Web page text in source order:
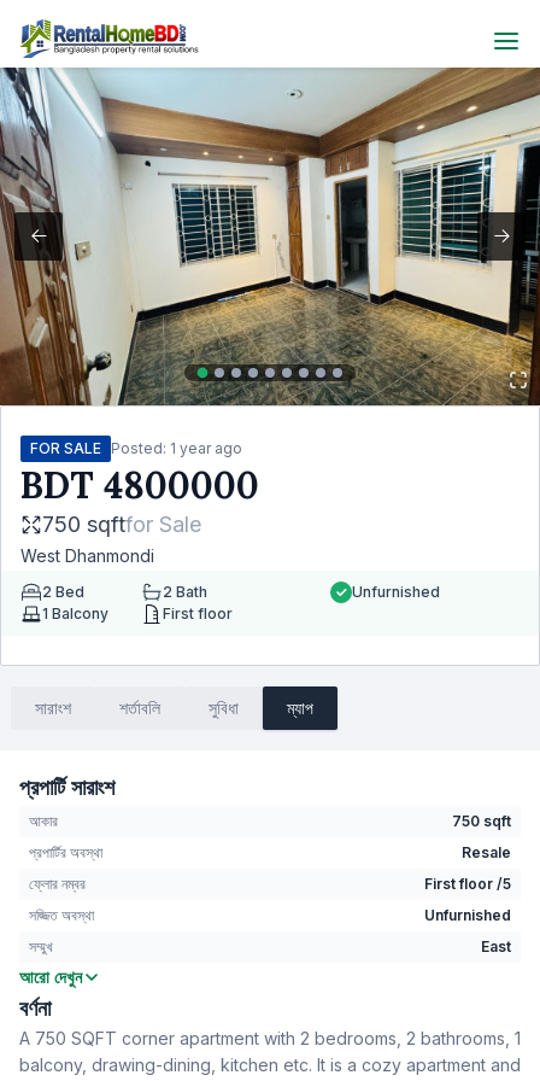
FOR SALE Posted: 1 year ago
BDT 4800000
750 sqftfor Sale
West Dhanmondi
2 Bed 2 Bath
1 Balcony First floor
Unfurnished
সারাংশ শর্তাবলি সুবিধা ম্যাপ
প্রপার্টি সারাংশ
আকার
750 sqft
প্রপার্টির অবস্থা
Resale
ফ্লোর নম্বর
First floor /5
সজ্জিত অবস্থা
Unfurnished
সম্মুখ
East
বেডরুম
বাথরুম
বসার রুম
No
Drawing Room
Yes
আরো দেখুন
বর্ণনা
A 750 SQFT corner apartment with 2 bedrooms, 2 bathrooms, 1
balcony, drawing-dining, kitchen etc. It is a cozy apartment and